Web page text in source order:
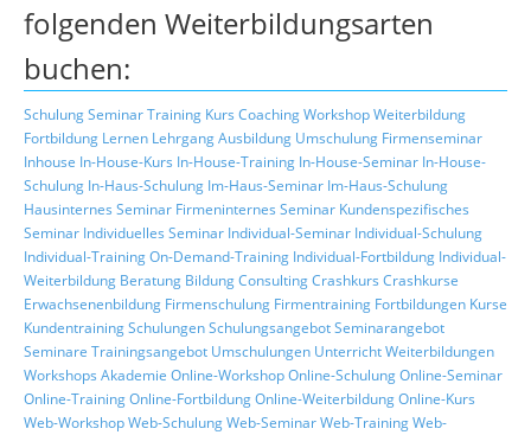
folgenden Weiterbildungsarten
buchen:
SchulungSeminarTraining Kurs CoachingWorkshopWeiterbildung
Fortbildung Lernen LehrgangAusbildung Umschulung Firmenseminar
Inhouse In-House-Kurs In-House-Training In-House-Seminar In-House-
Schulung In-Haus-Schulung Im-Haus-Seminar Im-Haus-Schulung
Hausinternes Seminar Firmeninternes Seminar Kundenspezifisches
Seminar Individuelles Seminar Individual-Seminar Individual-Schulung
Individual-TrainingOn-Demand-Training Individual-Fortbildung Individual-
Weiterbildung Beratung BildungConsultingCrashkurs Crashkurse
Erwachsenenbildung Firmenschulung Firmentraining Fortbildungen Kurse
KundentrainingSchulungenSchulungsangebotSeminarangebot
Seminare Trainingsangebot Umschulungen UnterrichtWeiterbildungen
Workshops Akademie Online-WorkshopOnline-SchulungOnline-Seminar
Online-TrainingOnline-FortbildungOnline-WeiterbildungOnline-Kurs
Web-WorkshopWeb-SchulungWeb-SeminarWeb-TrainingWeb-